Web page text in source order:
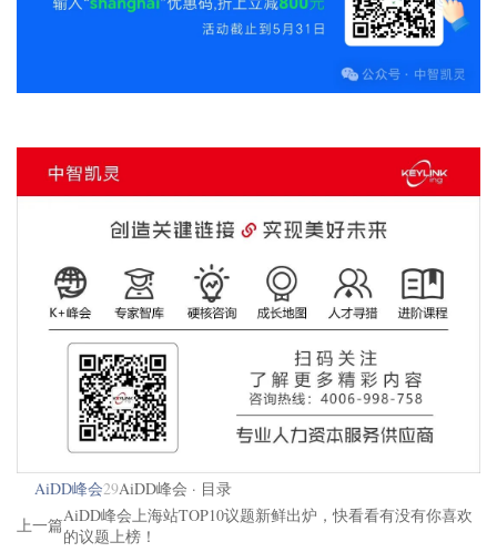
AiDD峰会29AiDD峰会 · 目录
上一篇AiDD峰会上海站TOP10议题新鲜出炉，快看看有没有你喜欢
的议题上榜！